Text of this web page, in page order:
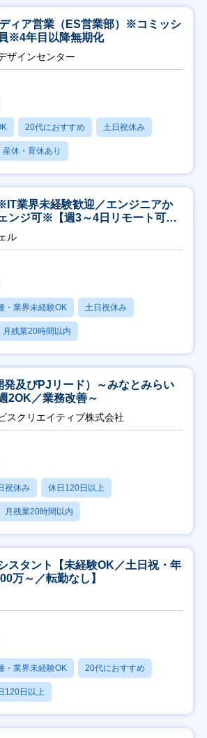
ィア営業（ES営業部）※コミッシ
※4年目以降無期化
ザインセンター
20代におすすめ 土日祝休み
産休・育休あり
業界未経験歓迎／エンジニアか
ンジ可※【週3～4日リモート可
ル
・業界未経験OK 土日祝休み
月残業20時間以内
発及びPJリード）～みなとみらい
2OK／業務改善～
スクリエイティブ株式会社
祝休み 休日120日以上
月残業20時間以内
スタント【未経験OK／土日祝・年
万～／転勤なし】
・業界未経験OK 20代におすすめ
120日以上